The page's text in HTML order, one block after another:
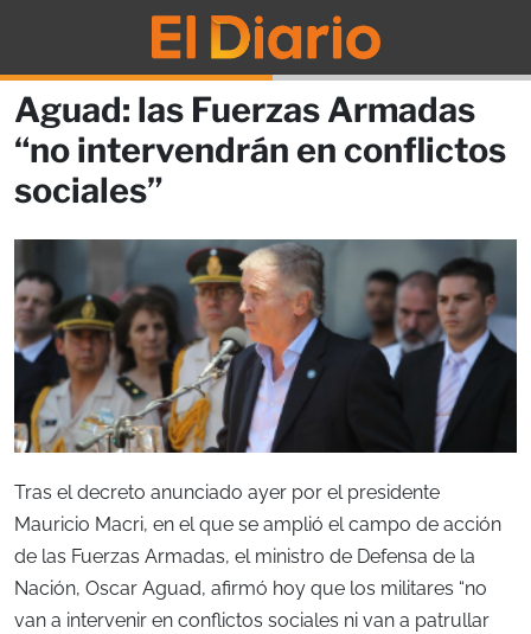
Aguad: las Fuerzas Armadas
“no intervendrán en conflictos
sociales”
Tras el decreto anunciado ayer por el presidente
Mauricio Macri, en el que se amplió el campo de acción
de las Fuerzas Armadas, el ministro de Defensa de la
Nación, Oscar Aguad, afirmó hoy que los militares “no
van a intervenir en conflictos sociales ni van a patrullar